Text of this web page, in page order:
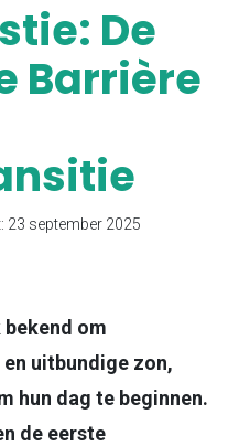
De
Barrière
23 september 2025
bekend om
uitbundige zon,
hun dag te beginnen.
de eerste